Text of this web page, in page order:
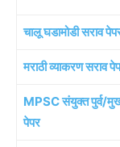
चालू घडामोडी सराव
मराठी व्याकरण सराव
MPSC संयुक्त पुर्व/
पेपर